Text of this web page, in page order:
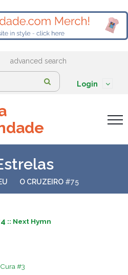
advanced search
Login
O CRUZEIRO#75
:: Next Hymn
#3